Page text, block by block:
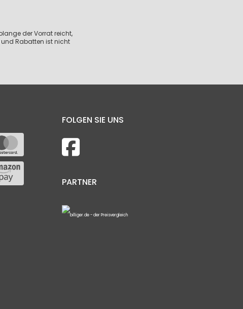
der Vorrat reicht,
und Rabatten ist nicht
FOLGEN SIE UNS
PARTNER